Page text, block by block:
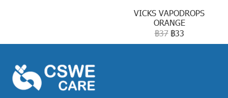
VICKS VAPODROPS
ORANGE
฿37 ฿33